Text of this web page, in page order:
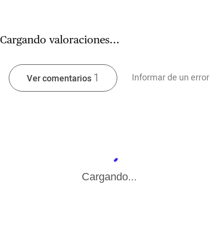
Cargando valoraciones...
Ver comentarios 1 Informar de un error
Cargando...